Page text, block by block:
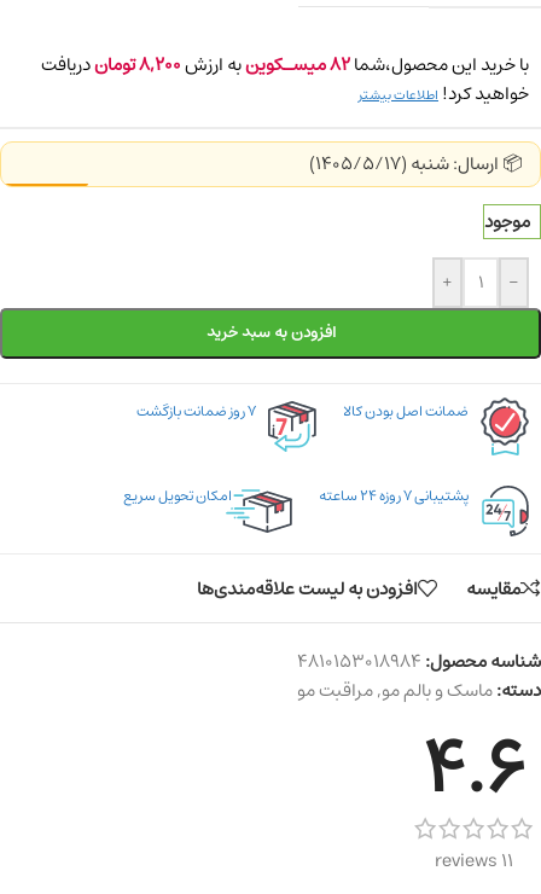
با خرید این محصول،شما82میسـکوینبه ارزش8,200توماندریافت
خواهید کرد! اطلاعات بیشتر
📦 ارسال: شنبه (1405/5/17)
موجود
-
+
افزودن به سبد خرید
ضمانت اصل بودن کالا ۷ روز ضمانت بازگشت
پشتیبانی ۷ روزه ۲۴ ساعته امکان تحویل سریع
مقایسه افزودن به لیست علاقه‌مندی‌ها
شناسه محصول:4810153018984
دسته:ماسک و بالم مو,مراقبت مو
4.6
11 reviews